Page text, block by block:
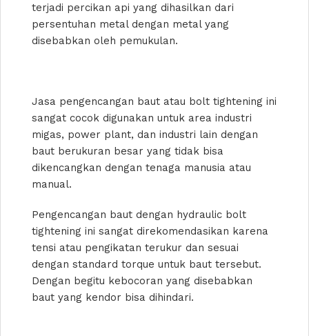
terjadi percikan api yang dihasilkan dari
persentuhan metal dengan metal yang
disebabkan oleh pemukulan.
Jasa pengencangan baut atau bolt tightening ini
sangat cocok digunakan untuk area industri
migas, power plant, dan industri lain dengan
baut berukuran besar yang tidak bisa
dikencangkan dengan tenaga manusia atau
manual.
Pengencangan baut dengan hydraulic bolt
tightening ini sangat direkomendasikan karena
tensi atau pengikatan terukur dan sesuai
dengan standard torque untuk baut tersebut.
Dengan begitu kebocoran yang disebabkan
baut yang kendor bisa dihindari.